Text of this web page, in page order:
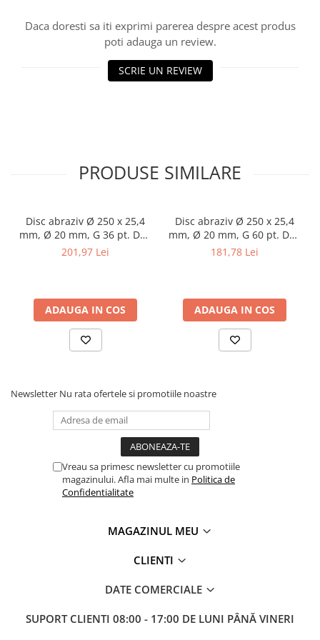
Masini de polizat bavuri cu perii
Masini de rectificat plan
Masini de rectificat plan
Masini de slefuit cu disc
Masini de slefuit cu mediu umed si
Masini de slefuit cutite de gravat
Masini de tesit
Masini pentru slefuit tevi
Masini de filetat
Masini pneumatice de filetat
Masini electrice de filetat
Masini de gaurit cu talpa
Instalatii de spalare a pieselor
Accesorii prelucrare metal
Universale de strung si accesorii
pentru strunguri
Fălcile pentru 3-bacuri DK11
Mandrine independente
Mandrină cu 3 fălci din fontă
Daca doresti sa iti exprimi parerea despre acest produs
poti adauga un review.
SCRIE UN REVIEW
PRODUSE SIMILARE
Disc abraziv Ø 250 x 25,4
mm, Ø 20 mm, G 36 pt. DSA
250
201,97 Lei
ADAUGA IN COS
Disc abraziv Ø 250 x 25,4
mm, Ø 20 mm, G 60 pt. DSA
250
181,78 Lei
ADAUGA IN COS
Newsletter Nu rata ofertele si promotiile noastre
Vreau sa primesc newsletter cu promotiile
magazinului. Afla mai multe in Politica de
Confidentialitate
MAGAZINUL MEU
CLIENTI
DATE COMERCIALE
SUPORT CLIENTI 08:00 - 17:00 DE LUNI PÂNĂ VINERI